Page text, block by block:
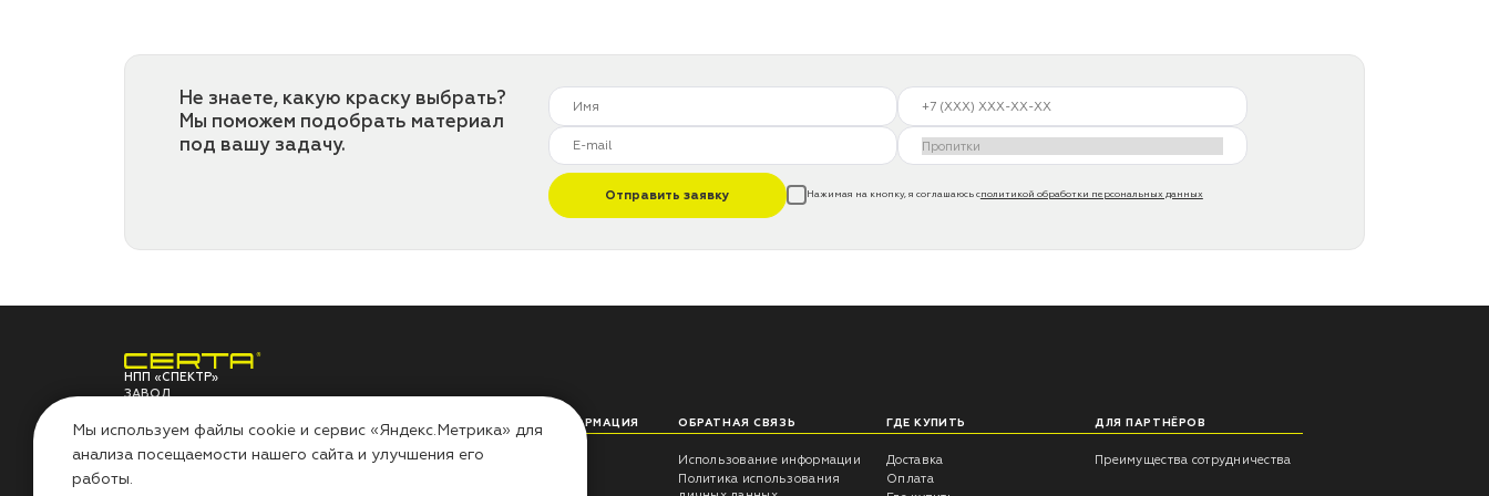
Не знаете, какую краску выбрать?
Мы поможем подобрать материал
под вашу задачу.
Отправить заявку Нажимая на кнопку, я соглашаюсь сполитикой обработки персональных данных
НПП «СПЕКТР»
ЗАВОД
МАТЕРИАЛОВ
О ЗАВОДЕ
НПП «СПЕКТР»
ПОЛЕЗНАЯ ИНФОРМАЦИЯ
Советы технолога
ОБРАТНАЯ СВЯЗЬ
Использование информации
Политика использования
ГДЕ КУПИТЬ
Доставка
Оплата
ДЛЯ ПАРТНЁРОВ
Преимущества сотрудничества
Мы используем файлы cookie и сервис «Яндекс.Метрика» для
анализа посещаемости нашего сайта и улучшения его
работы.